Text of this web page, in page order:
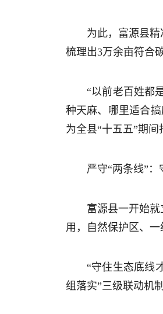
为此，富源县
梳理出3万余亩符合
“以前老百姓都
种天麻、哪里适合
为全县“十五五”期
严守“两条线”
富源县一开始
用，自然保护区、
“守住生态底线
组落实”三级联动机